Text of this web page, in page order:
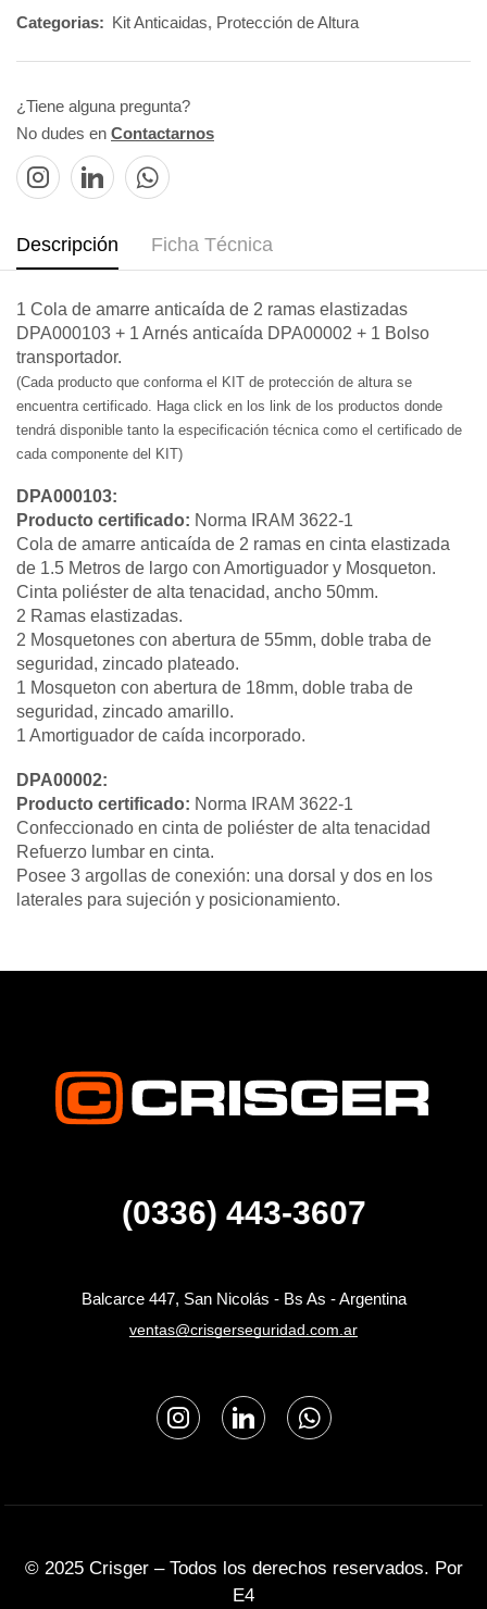
Categorias: Kit Anticaidas, Protección de Altura
¿Tiene alguna pregunta?
No dudes en Contactarnos
Descripción Ficha Técnica
1 Cola de amarre anticaída de 2 ramas elastizadas
DPA000103 + 1 Arnés anticaída DPA00002 + 1 Bolso
transportador.
(Cada producto que conforma el KIT de protección de altura se
encuentra certificado. Haga click en los link de los productos donde
tendrá disponible tanto la especificación técnica como el certificado de
cada componente del KIT)
DPA000103:
Producto certificado: Norma IRAM 3622-1
Cola de amarre anticaída de 2 ramas en cinta elastizada
de 1.5 Metros de largo con Amortiguador y Mosqueton.
Cinta poliéster de alta tenacidad, ancho 50mm.
2 Ramas elastizadas.
2 Mosquetones con abertura de 55mm, doble traba de
seguridad, zincado plateado.
1 Mosqueton con abertura de 18mm, doble traba de
seguridad, zincado amarillo.
1 Amortiguador de caída incorporado.
DPA00002:
Producto certificado: Norma IRAM 3622-1
Confeccionado en cinta de poliéster de alta tenacidad
Refuerzo lumbar en cinta.
Posee 3 argollas de conexión: una dorsal y dos en los
laterales para sujeción y posicionamiento.
(0336) 443-3607
Balcarce 447, San Nicolás - Bs As - Argentina
ventas@crisgerseguridad.com.ar
© 2025 Crisger – Todos los derechos reservados. Por
E4